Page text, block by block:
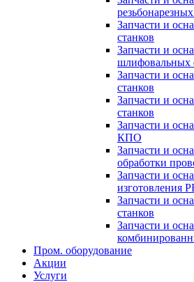
Запчасти и
станков
Запчасти и
шлифовальных
Запчасти и
станков
Запчасти и
станков
Запчасти и
КПО
Запчасти и
обработки
Запчасти и
изготовления
Запчасти и
станков
Запчасти и
Пром. оборудование
Акции
Услуги